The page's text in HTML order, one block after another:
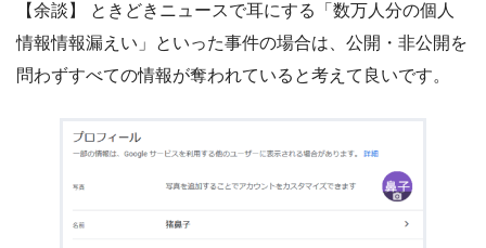
【余談】 ときどきニュースで耳にする「数万人分の個人
情報情報漏えい」といった事件の場合は、公開・非公開を
問わずすべての情報が奪われていると考えて良いです。